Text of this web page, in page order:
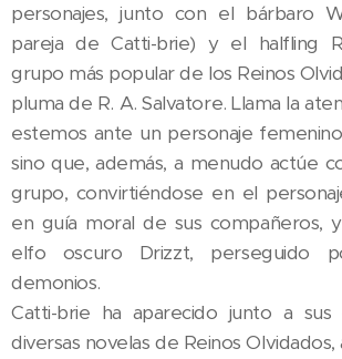
personajes, junto con el bárbaro
pareja de Catti-brie) y el halfling
grupo más popular de los Reinos
pluma de R. A. Salvatore. Llama la
estemos ante un personaje
sino que, además, a menudo actúe
grupo, convirtiéndose en el
en guía moral de sus compañeros,
elfo oscuro Drizzt, perseguido
demonios.
Catti-brie ha aparecido junto a sus
diversas novelas de Reinos